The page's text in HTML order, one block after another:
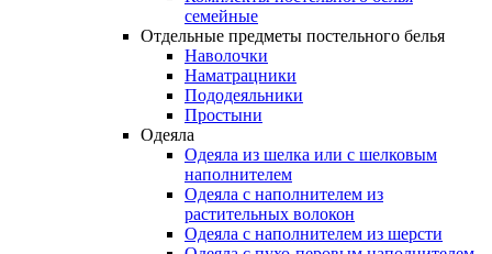
семейные
Отдельные предметы постельного белья
Наволочки
Наматрацники
Пододеяльники
Простыни
Одеяла
Одеяла из шелка или с шелковым
наполнителем
Одеяла с наполнителем из
растительных волокон
Одеяла с наполнителем из шерсти